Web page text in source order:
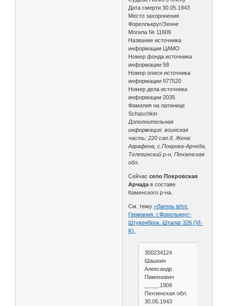
Дата смерти 30.05.1943
Место захоронения
Фореллькруг/Зенне
Могила № 11609
Название источника
информации ЦАМО
Номер фонда источника
информации 58
Номер описи источника
информации 977520
Номер дела источника
информации 2035
Фамилия на латинице
Schaschkin
Дополнительная
информация: воинская
часть: 220 сап.б. Жена:
Аграфена, с.Покрова-Арчеда,
Телегинский р-н, Пензенская
обл.
Сейчассело Покровская
Арчада в составе
Каменского р-на.
См. тему>Лагерь в/пл.
Германия. г.Форелькруг-
Штукенброк. Шталаг 326 (VI-
K).
300234124
Шашкин
Александр
Пименович
__.__.1909
Пензенская обл.
30.05.1943